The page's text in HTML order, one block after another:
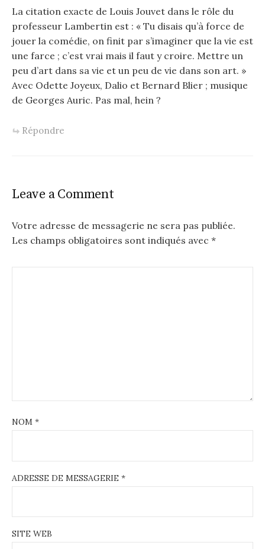
a
t
i
o
n
La citation exacte de Louis Jouvet dans le rôle du
professeur Lambertin est : « Tu disais qu’à force de
jouer la comédie, on finit par s’imaginer que la vie est
une farce ; c’est vrai mais il faut y croire. Mettre un
peu d’art dans sa vie et un peu de vie dans son art. »
Avec Odette Joyeux, Dalio et Bernard Blier ; musique
de Georges Auric. Pas mal, hein ?
Répondre
Leave a Comment
Votre adresse de messagerie ne sera pas publiée.
Les champs obligatoires sont indiqués avec *
NOM *
ADRESSE DE MESSAGERIE *
SITE WEB